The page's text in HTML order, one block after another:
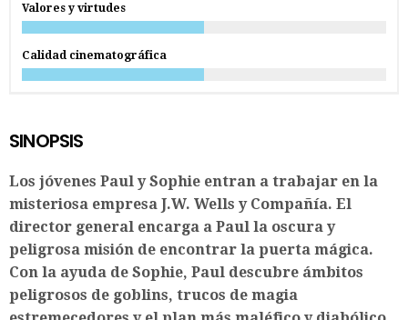
Valores y virtudes
Calidad cinematográfica
SINOPSIS
Los jóvenes Paul y Sophie entran a trabajar en la
misteriosa empresa J.W. Wells y Compañía. El
director general encarga a Paul la oscura y
peligrosa misión de encontrar la puerta mágica.
Con la ayuda de Sophie, Paul descubre ámbitos
peligrosos de goblins, trucos de magia